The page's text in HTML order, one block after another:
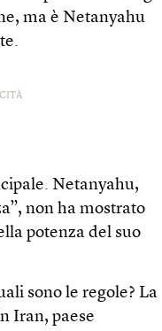
ma è Netanyahu
Netanyahu,
non ha mostrato
potenza del suo
sono le regole? La
Iran, paese